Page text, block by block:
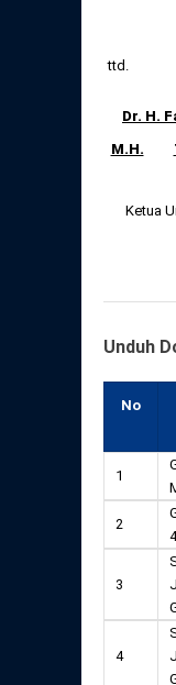
Dr. H.
M.H.
Unduh
No
1
2
3
4